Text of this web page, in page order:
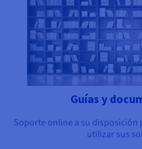
Guías y
Soporte online a su disposición
utilizar sus